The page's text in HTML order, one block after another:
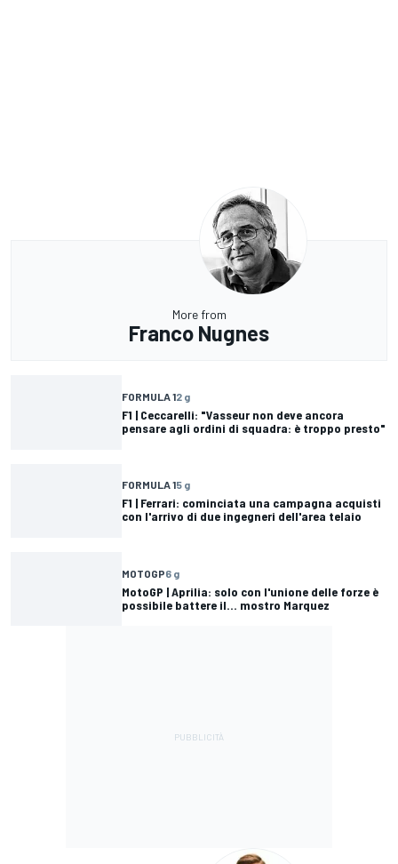
More from
Franco Nugnes
FORMULA 12 g
F1 | Ceccarelli: "Vasseur non deve ancora
pensare agli ordini di squadra: è troppo presto"
FORMULA 15 g
F1 | Ferrari: cominciata una campagna acquisti
con l'arrivo di due ingegneri dell'area telaio
MOTOGP6 g
MotoGP | Aprilia: solo con l'unione delle forze è
possibile battere il... mostro Marquez